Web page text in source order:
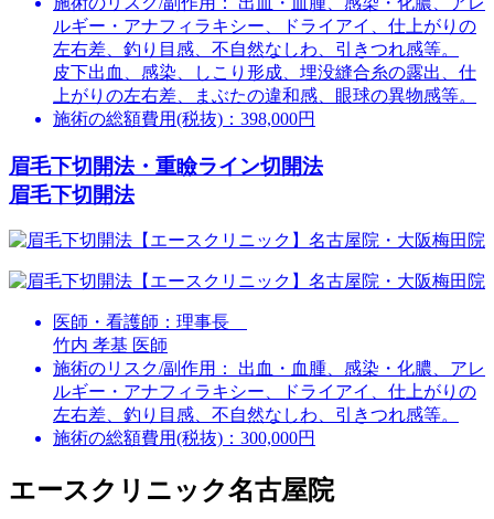
ルギー・アナフィラキシー、ドライアイ、仕上がりの
左右差、釣り目感、不自然なしわ、引きつれ感等。
皮下出血、感染、しこり形成、埋没縫合糸の露出、仕
上がりの左右差、まぶたの違和感、眼球の異物感等。
施術の総額費用(税抜)： 398,000円
眉毛下切開法・重瞼ライン切開法
眉毛下切開法
医師・看護師： 理事長
竹内 孝基 医師
施術のリスク/副作用：
出血・血腫、感染・化膿、アレ
ルギー・アナフィラキシー、ドライアイ、仕上がりの
左右差、釣り目感、不自然なしわ、引きつれ感等。
施術の総額費用(税抜)： 300,000円
エースクリニック名古屋院